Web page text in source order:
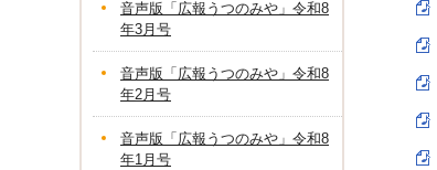
音声版「広報うつのみや」令和8
年3月号
音声版「広報うつのみや」令和8
年2月号
音声版「広報うつのみや」令和8
年1月号